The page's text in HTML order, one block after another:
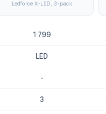
Ledforce X-LED, 3-pack
1 799
LED
-
3